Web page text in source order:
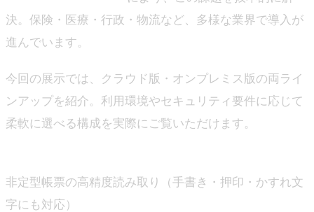
決。保険・医療・行政・物流など、多様な業界で導入が
進んでいます。
今回の展示では、クラウド版・オンプレミス版の両ライ
ンアップを紹介。利用環境やセキュリティ要件に応じて
柔軟に選べる構成を実際にご覧いただけます。
非定型帳票の高精度読み取り（手書き・押印・かすれ文
字にも対応）